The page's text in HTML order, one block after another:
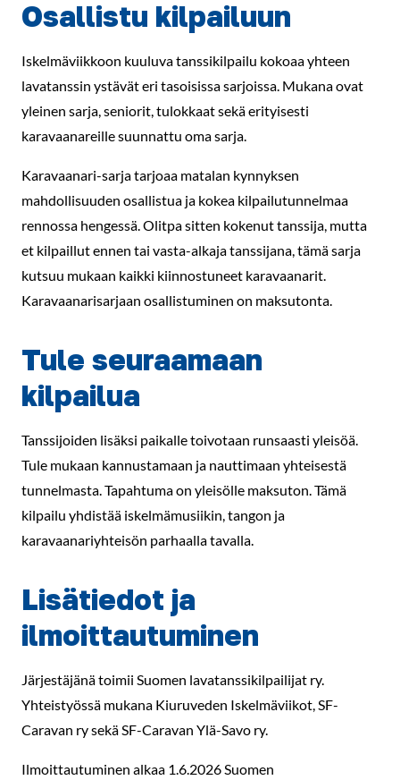
Osallistu kilpailuun
Iskelmäviikkoon kuuluva tanssikilpailu kokoaa yhteen
lavatanssin ystävät eri tasoisissa sarjoissa. Mukana ovat
yleinen sarja, seniorit, tulokkaat sekä erityisesti
karavaanareille suunnattu oma sarja.
Karavaanari-sarja tarjoaa matalan kynnyksen
mahdollisuuden osallistua ja kokea kilpailutunnelmaa
rennossa hengessä. Olitpa sitten kokenut tanssija, mutta
et kilpaillut ennen tai vasta-alkaja tanssijana, tämä sarja
kutsuu mukaan kaikki kiinnostuneet karavaanarit.
Karavaanarisarjaan osallistuminen on maksutonta.
Tule seuraamaan
kilpailua
Tanssijoiden lisäksi paikalle toivotaan runsaasti yleisöä.
Tule mukaan kannustamaan ja nauttimaan yhteisestä
tunnelmasta. Tapahtuma on yleisölle maksuton. Tämä
kilpailu yhdistää iskelmämusiikin, tangon ja
karavaanariyhteisön parhaalla tavalla.
Lisätiedot ja
ilmoittautuminen
Järjestäjänä toimii Suomen lavatanssikilpailijat ry.
Yhteistyössä mukana Kiuruveden Iskelmäviikot, SF-
Caravan ry sekä SF-Caravan Ylä-Savo ry.
Ilmoittautuminen alkaa 1.6.2026 Suomen